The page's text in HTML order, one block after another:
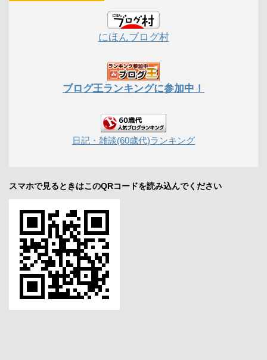
にほんブログ村
ブログ王ランキングに参加中！
日記・雑談(60歳代)ランキング
スマホで見るときはこのQRコードを読み込んでください